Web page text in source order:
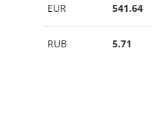
EUR 541.64
RUB 5.71